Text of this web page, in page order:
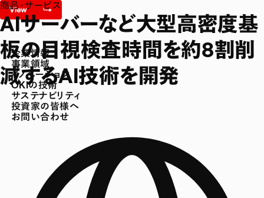
企業情報
事業領域
イノベーション
OKIの技術
サステナビリティ
投資家の皆様へ
お問い合わせ
商品・サービス
AIサーバーなど大型高密度基
板の目視検査時間を約8割削
減するAI技術を開発